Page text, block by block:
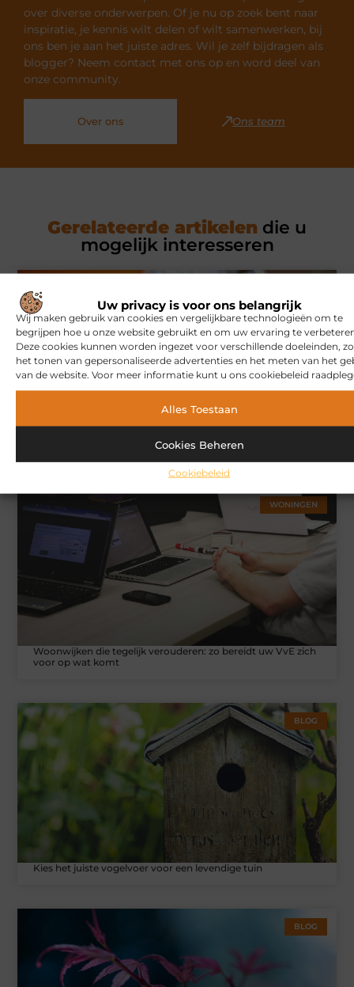
Uw privacy is voor ons belangrijk
Wij maken gebruik van cookies en vergelijkbare technologieën om te
begrijpen hoe u onze website gebruikt en om uw ervaring te
Deze cookies kunnen worden ingezet voor verschillende doeleinden,
het tonen van gepersonaliseerde advertenties en het meten van het
van de website. Voor meer informatie kunt u ons cookiebeleid
Alles Toestaan
Cookies Beheren
Cookiebeleid
over diverse onderwerpen. Of je nu op zoek bent naar
inspiratie, je kennis wilt delen of wilt samenwerken, bij
ons ben je aan het juiste adres. Wil je zelf bijdragen als
blogger? Neem contact met ons op en word deel van
onze community.
Over ons Ons team
Gerelateerde artikelen die u
mogelijk interesseren
WONINGEN
Woonwijken die tegelijk verouderen: zo bereidt uw VvE zich
voor op wat komt
BLOG
Kies het juiste vogelvoer voor een levendige tuin
BLOG